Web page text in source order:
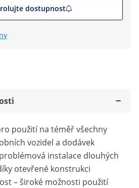
dostupnost
použití na téměř všechny
vozidel a dodávek
instalace dlouhých
otevřené konstrukci
– široké možnosti použití